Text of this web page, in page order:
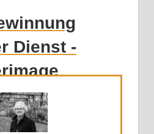
Dienst -